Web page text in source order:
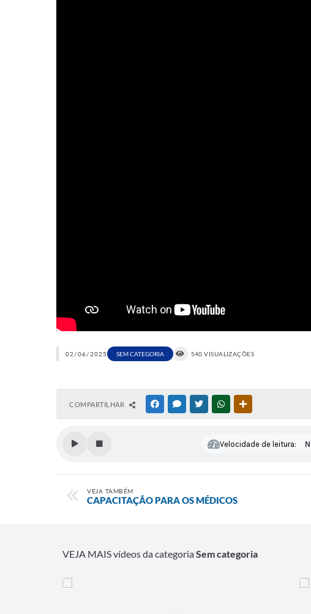
02/06/2025 SEM CATEGORIA 540 VISUALIZAÇÕES
COMPARTILHAR FACEBOOKMESSENGER
TWITTERWHATSAPP
Velocidade de leitura:
VEJA TAMBÉM
CAPACITAÇÃO PARA OS MÉDICOS
VEJA MAIS vídeos da categoriaSem categoria